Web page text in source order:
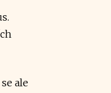
ale